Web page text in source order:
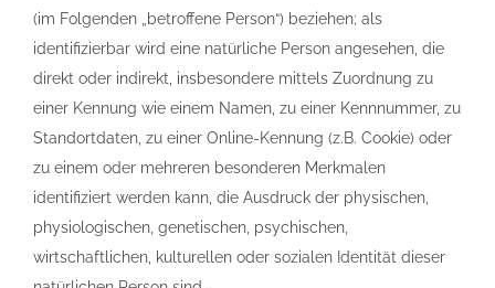
(im Folgenden „betroffene Person“) beziehen; als
identifizierbar wird eine natürliche Person angesehen, die
direkt oder indirekt, insbesondere mittels Zuordnung zu
einer Kennung wie einem Namen, zu einer Kennnummer, zu
Standortdaten, zu einer Online-Kennung (z.B. Cookie) oder
zu einem oder mehreren besonderen Merkmalen
identifiziert werden kann, die Ausdruck der physischen,
physiologischen, genetischen, psychischen,
wirtschaftlichen, kulturellen oder sozialen Identität dieser